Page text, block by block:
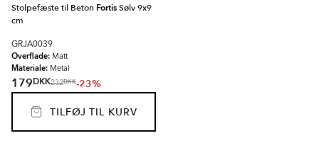
Stolpefæste til Beton FortisSølv 9x9
cm
GRJA0039
Overflade: Matt
Materiale: Metal
179DKK232DKK-23%
TILFØJ TIL KURV